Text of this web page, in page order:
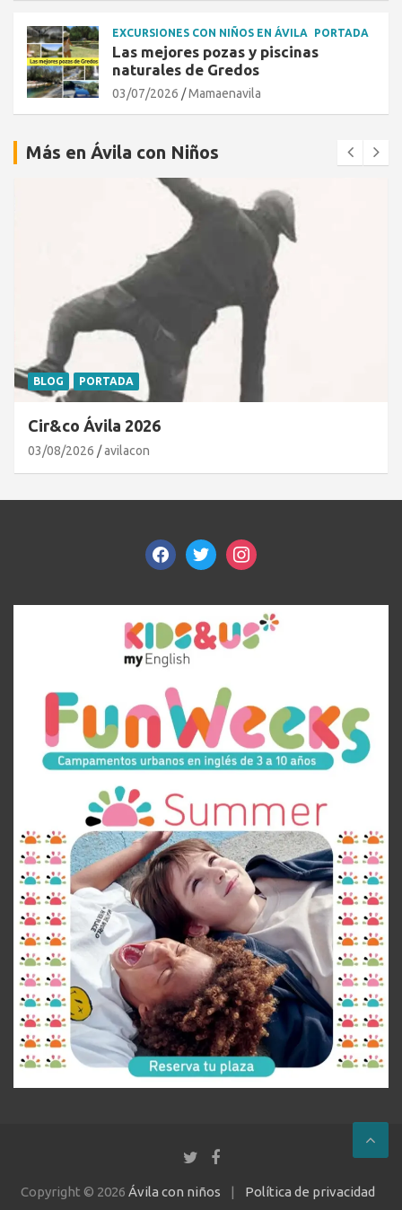
EXCURSIONES CON NIÑOS EN ÁVILA PORTADA
Las mejores pozas y piscinas
naturales de Gredos
03/07/2026 Mamaenavila
Más en Ávila con Niños
BLOG PORTADA
Cir&co Ávila 2026
03/08/2026 avilacon
facebooktwitterinstagram
Copyright © 2026 Ávila con niños Política de privacidad